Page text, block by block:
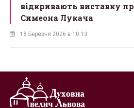
відкривають виставку
Симеона Лукача
18 Березня 2026 в 10:13